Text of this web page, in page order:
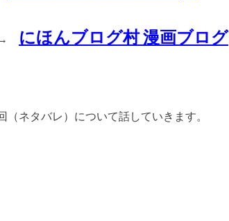
→ にほんブログ村 漫画ブログ
ネタバレ）について話していきます。